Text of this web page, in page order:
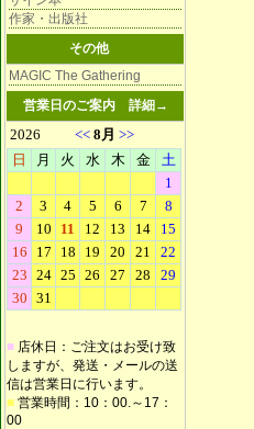
作家・出版社
その他
MAGIC The Gathering
営業日のご案内 詳細→
■ 店休日：ご注文はお受け致
しますが、発送・メールの送
信は営業日に行います。
■ 営業時間：10：00.～17：
00